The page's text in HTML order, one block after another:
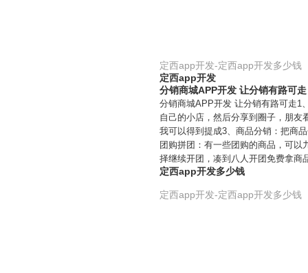
定西app开发-定西app开发多少钱
定西app开发
分销商城APP开发 让分销有路可走
分销商城APP开发 让分销有路可走1
自己的小店，然后分享到圈子，朋友
我可以得到提成3、商品分销：把商
团购拼团：有一些团购的商品，可
择继续开团，凑到八人开团免费拿商
定西app开发多少钱
定西app开发-定西app开发多少钱